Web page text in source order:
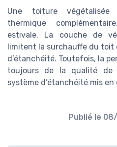
Une toiture
thermique
estivale. La couche de
limitent la surchauffe du toit
d’étanchéité. Toutefois, la
toujours de la qualité de
système d’étanchéité mis
Publié le